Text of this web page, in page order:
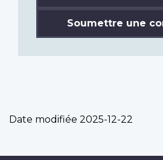
Soumettre une
Date modifiée 2025-12-22